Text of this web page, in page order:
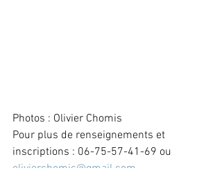
Photos : Olivier Chomis
Pour plus de renseignements et
inscriptions : 06-75-57-41-69 ou
olivierchomis@gmail.com